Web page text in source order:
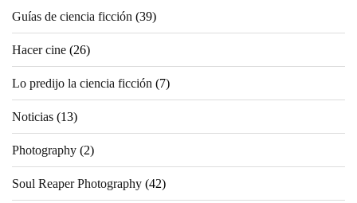
Guías de ciencia ficción (39)
Hacer cine (26)
Lo predijo la ciencia ficción (7)
Noticias (13)
Photography (2)
Soul Reaper Photography (42)